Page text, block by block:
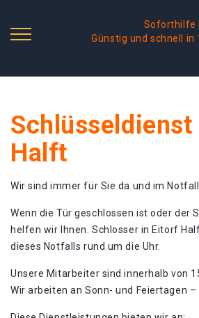
Soforthilfe
Günstig und schnell
Halft
Wir sind immer für Sie da und im
Wenn die Tür geschlossen ist oder der
helfen wir Ihnen. Schlosser in Eitorf
dieses Notfalls rund um die Uhr.
Unsere Mitarbeiter sind innerhalb von
Wir arbeiten an Sonn- und Feiertagen –